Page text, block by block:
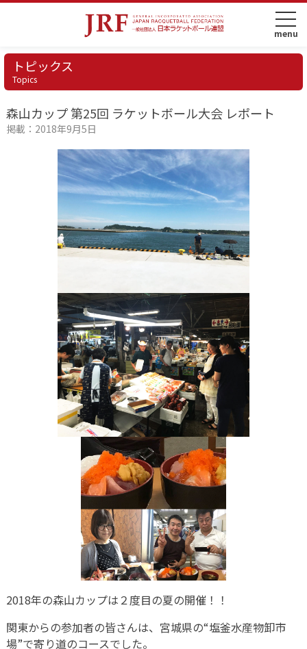
トピックス
Topics
森山カップ 第25回 ラケットボール大会 レポート
掲載：2018年9月5日
2018年の森山カップは２度目の夏の開催！！
関東からの参加者の皆さんは、宮城県の“塩釜水産物卸市
場”で寄り道のコースでした。